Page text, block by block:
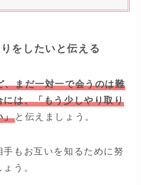
をしたいと伝える
、まだ一対一で会うのは難
には、「もう少しやり取り
」と伝えましょう。
手もお互いを知るために努
う。